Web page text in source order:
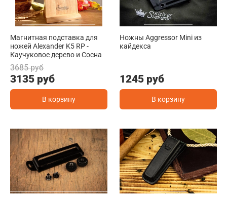
Магнитная подставка для
ножей Alexander K5 RP -
Каучуковое дерево и Сосна
3685 руб
3135 руб
В корзину
Ножны Aggressor Mini из
кайдекса
1245 руб
В корзину